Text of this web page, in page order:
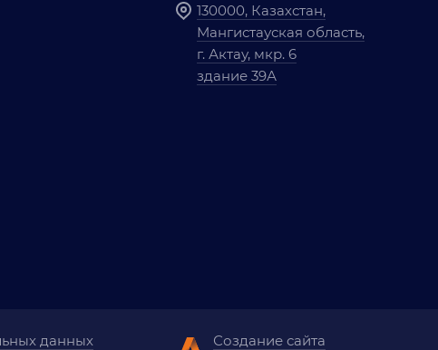
130000, Казахстан,
Мангистауская область,
г. Актау, мкр. 6
здание 39А
данных Создание сайта